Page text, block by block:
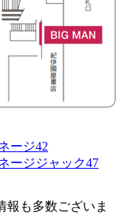
ージ42
ージジャック47
報も多数ございま